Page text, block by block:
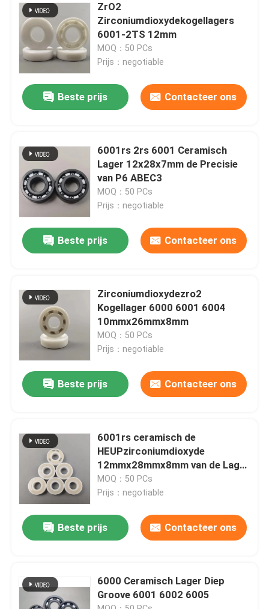
Producten
VR toon
Over ons
Kwaliteitscontrole
Neem contact met ons op
Verzoek om een Citaat
608 Ceramische Lagers
ZrO2
Zirconiumdioxydekogellagers
6001-2TS 12mm
MOQ：50 PCs
Prijs：negotiable
Beste prijs Contacteer ons
6001rs 2rs 6001 Ceramisch
Lager 12x28x7mm de Precisie
van P6 ABEC3
MOQ：50 PCs
Prijs：negotiable
Beste prijs Contacteer ons
Zirconiumdioxydezro2
Kogellager 6000 6001 6004
10mmx26mmx8mm
MOQ：50 PCs
Prijs：negotiable
Beste prijs Contacteer ons
6001rs ceramisch de
HEUPzirconiumdioxyde
12mmx28mmx8mm van de Lager
Diep Groef
MOQ：50 PCs
Prijs：negotiable
Beste prijs Contacteer ons
6000 Ceramisch Lager Diep
Groove 6001 6002 6005